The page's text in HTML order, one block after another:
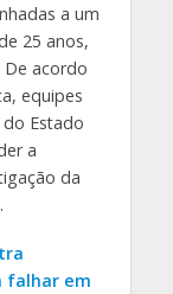
a um
25 anos,
acordo
equipes
Estado
a
da
falhar em